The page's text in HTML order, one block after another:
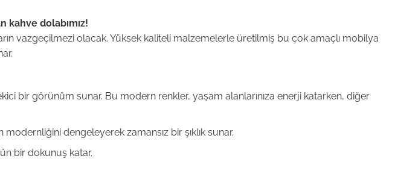
kahve dolabımız!
vazgeçilmezi olacak. Yüksek kaliteli malzemelerle üretilmiş bu çok amaçlı mobilya
bir görünüm sunar. Bu modern renkler, yaşam alanlarınıza enerji katarken, diğer
dengeleyerek zamansız bir şıklık sunar.
bir dokunuş katar.